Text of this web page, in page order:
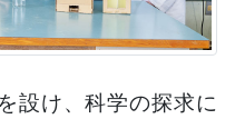
設け、科学の探求に